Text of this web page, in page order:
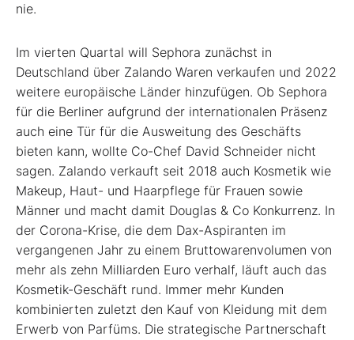
nie.
Im vierten Quartal will Sephora zunächst in
Deutschland über Zalando Waren verkaufen und 2022
weitere europäische Länder hinzufügen. Ob Sephora
für die Berliner aufgrund der internationalen Präsenz
auch eine Tür für die Ausweitung des Geschäfts
bieten kann, wollte Co-Chef David Schneider nicht
sagen. Zalando verkauft seit 2018 auch Kosmetik wie
Makeup, Haut- und Haarpflege für Frauen sowie
Männer und macht damit Douglas & Co Konkurrenz. In
der Corona-Krise, die dem Dax-Aspiranten im
vergangenen Jahr zu einem Bruttowarenvolumen von
mehr als zehn Milliarden Euro verhalf, läuft auch das
Kosmetik-Geschäft rund. Immer mehr Kunden
kombinierten zuletzt den Kauf von Kleidung mit dem
Erwerb von Parfüms. Die strategische Partnerschaft